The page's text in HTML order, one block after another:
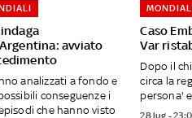
avviato
analizzati a fondo e
conseguenze i
che hanno visto
Caso
Var
Dopo il
circa la
persona'